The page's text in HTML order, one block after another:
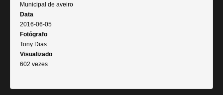
Municipal de aveiro
Data
2016-06-05
Fotógrafo
Tony Dias
Visualizado
602 vezes